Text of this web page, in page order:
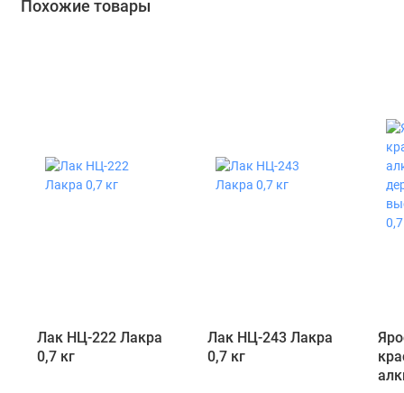
Похожие товары
Лак НЦ-222 Лакра
0,7 кг
Лак НЦ-243 Лакра
0,7 кг